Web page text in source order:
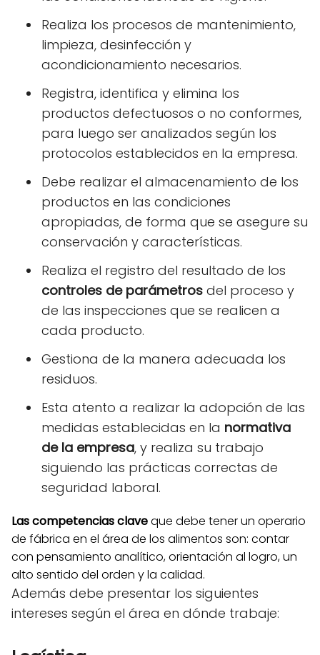
Realiza los procesos de mantenimiento,
limpieza, desinfección y
acondicionamiento necesarios.
Registra, identifica y elimina los
productos defectuosos o no conformes,
para luego ser analizados según los
protocolos establecidos en la empresa.
Debe realizar el almacenamiento de los
productos en las condiciones
apropiadas, de forma que se asegure su
conservación y características.
Realiza el registro del resultado de los
controles de parámetros del proceso y
de las inspecciones que se realicen a
cada producto.
Gestiona de la manera adecuada los
residuos.
Esta atento a realizar la adopción de las
medidas establecidas en la normativa
de la empresa, y realiza su trabajo
siguiendo las prácticas correctas de
seguridad laboral.
Las competencias claveque debe tener un operario
de fábrica en el área de los alimentos son: contar
con pensamiento analítico, orientación al logro, un
alto sentido del orden y la calidad.
Además debe presentar los siguientes
intereses según el área en dónde trabaje: